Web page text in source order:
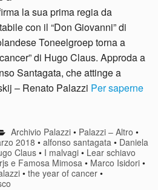
la sua prima regia da
con il “Don Giovanni” di
Toneelgroep torna a
di Hugo Claus. Approda a
Santagata, che attinge a
– Renato Palazzi Per saperne
Archivio Palazzi• Palazzi – Altro •
2018 •alfonso santagata • Daniela
Claus• I malvagi • Lear schiavo
e Famosa Mimosa • Marco Isidori •
• the year of cancer •